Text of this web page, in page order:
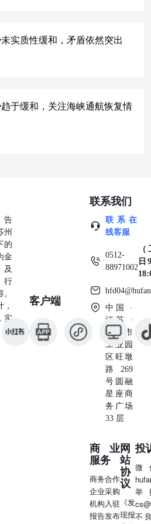
实质性缓和，矛盾依然突出
于缓和，关注海峡通航恢复情
州
的
金
及
行
实
客户端
联系我们
联系在
线客服
0512-
88971002
日
中国 ·
江苏 ·
苏州市
工业园
区旺墩
路269
号圆融
星座商
务广场
33 层
商业
服务
商务合作
企业采购
机构入驻
报告发布
网
站
协
议
《发
现报
投
微
举
不